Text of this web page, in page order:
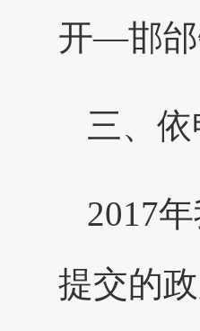
开—邯邰
三、
2017
提交的